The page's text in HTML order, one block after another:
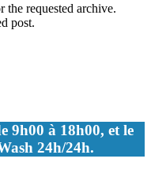
requested archive.
post.
9h00 à 18h00, et le
24h/24h.